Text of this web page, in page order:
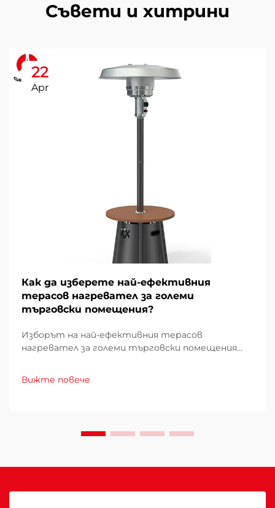
Съвети и хитрини
22
Apr
Как да изберете най-ефективния
терасов нагревател за големи
търговски помещения?
Изборът на най-ефективния терасов
нагревател за големи търговски помещения
фактори, които директно влияят върху
експлоатационните разходи, удобството на
Вижте повече